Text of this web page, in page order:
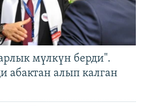
мүлкүн берди".
абактан алып калган